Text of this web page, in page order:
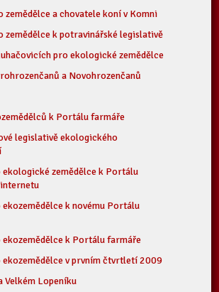
zemědělce a chovatele koní v Komni
zemědělce k potravinářské legislativě
pro ekologické zemědělce
a Novohrozenčanů
k Portálu farmáře
legislativě ekologického
zemědělce k Portálu
k novému Portálu
k Portálu farmáře
ekozemědělce v prvním čtvrtletí 2009
Velkém Lopeníku